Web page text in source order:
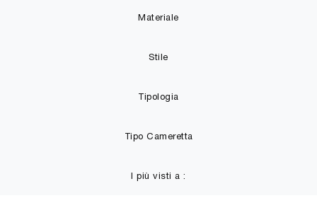
Materiale
Stile
Tipologia
Tipo Cameretta
I più visti a :